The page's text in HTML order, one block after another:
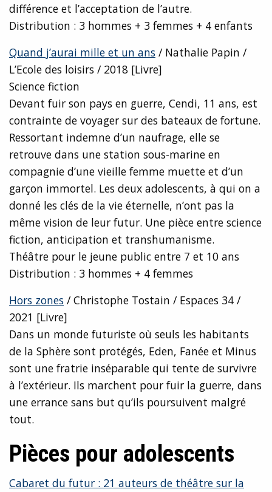
différence et l’acceptation de l’autre.
Distribution : 3 hommes + 3 femmes + 4 enfants
Quand j’aurai mille et un ans / Nathalie Papin /
L’Ecole des loisirs / 2018 [Livre]
Science fiction
Devant fuir son pays en guerre, Cendi, 11 ans, est
contrainte de voyager sur des bateaux de fortune.
Ressortant indemne d’un naufrage, elle se
retrouve dans une station sous-marine en
compagnie d’une vieille femme muette et d’un
garçon immortel. Les deux adolescents, à qui on a
donné les clés de la vie éternelle, n’ont pas la
même vision de leur futur. Une pièce entre science
fiction, anticipation et transhumanisme.
Théâtre pour le jeune public entre 7 et 10 ans
Distribution : 3 hommes + 4 femmes
Hors zones / Christophe Tostain / Espaces 34 /
2021 [Livre]
Dans un monde futuriste où seuls les habitants
de la Sphère sont protégés, Eden, Fanée et Minus
sont une fratrie inséparable qui tente de survivre
à l’extérieur. Ils marchent pour fuir la guerre, dans
une errance sans but qu’ils poursuivent malgré
tout.
Pièces pour adolescents
Cabaret du futur : 21 auteurs de théâtre sur la